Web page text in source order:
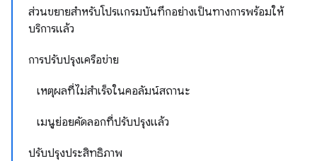
ส่วนขยายสำหรับโปรแกรมบันทึกอย่างเป็นทางการพร้อมให้
บริการแล้ว
การปรับปรุงเครือข่าย
เหตุผลที่ไม่สำเร็จในคอลัมน์สถานะ
เมนูย่อยคัดลอกที่ปรับปรุงแล้ว
ปรับปรุงประสิทธิภาพ